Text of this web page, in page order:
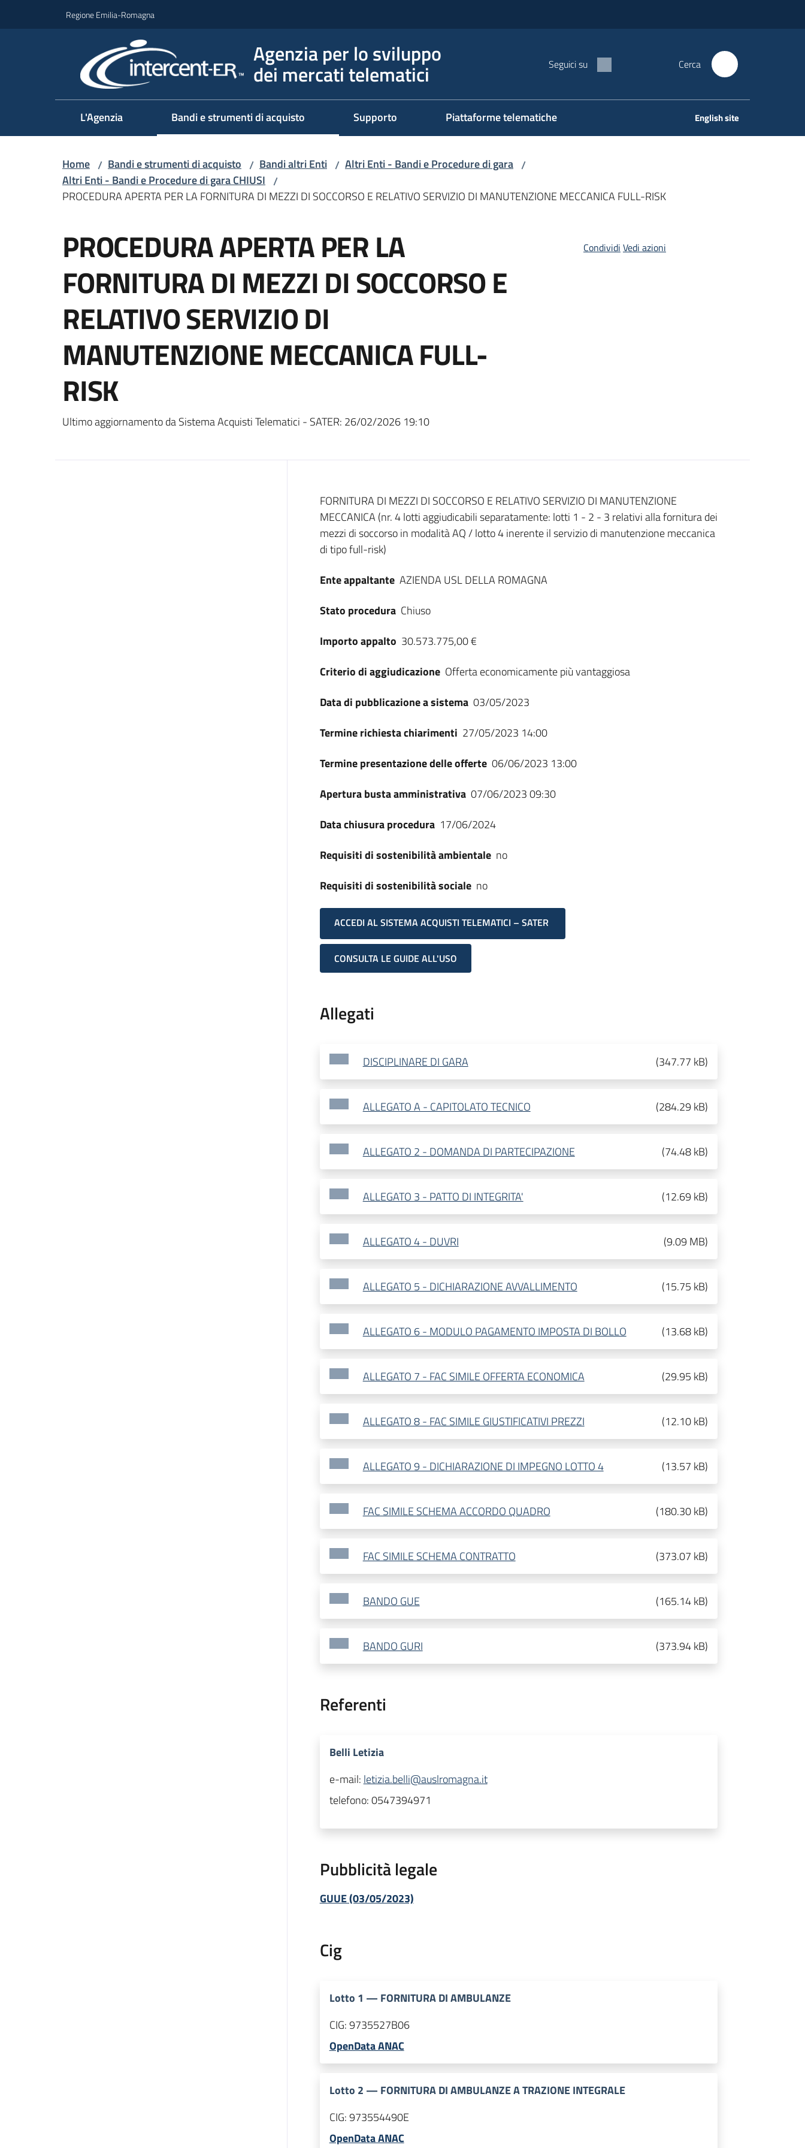
Regione Emilia-Romagna
Agenzia per lo sviluppo
dei mercati telematici Seguici su Cerca
L'Agenzia Bandi e strumenti di acquisto Supporto Piattaforme telematiche English site
Home / Bandi e strumenti di acquisto / Bandi altri Enti / Altri Enti - Bandi e Procedure di gara /
Altri Enti - Bandi e Procedure di gara CHIUSI /
PROCEDURA APERTA PER LA FORNITURA DI MEZZI DI SOCCORSO E RELATIVO SERVIZIO DI MANUTENZIONE MECCANICA FULL-RISK
PROCEDURA APERTA PER LA
FORNITURA DI MEZZI DI SOCCORSO E
RELATIVO SERVIZIO DI
MANUTENZIONE MECCANICA FULL-
RISK
Ultimo aggiornamento da Sistema Acquisti Telematici - SATER: 26/02/2026 19:10
Condividi Vedi azioni
Dati del bando
FORNITURA DI MEZZI DI SOCCORSO E RELATIVO SERVIZIO DI MANUTENZIONE
MECCANICA (nr. 4 lotti aggiudicabili separatamente: lotti 1 - 2 - 3 relativi alla fornitura dei
mezzi di soccorso in modalità AQ / lotto 4 inerente il servizio di manutenzione meccanica
di tipo full-risk)
Ente appaltante AZIENDA USL DELLA ROMAGNA
Stato procedura Chiuso
Importo appalto 30.573.775,00 €
Criterio di aggiudicazione Offerta economicamente più vantaggiosa
Data di pubblicazione a sistema 03/05/2023
Termine richiesta chiarimenti 27/05/2023 14:00
Termine presentazione delle offerte 06/06/2023 13:00
Apertura busta amministrativa 07/06/2023 09:30
Data chiusura procedura 17/06/2024
Requisiti di sostenibilità ambientale no
Requisiti di sostenibilità sociale no
ACCEDI AL SISTEMA ACQUISTI TELEMATICI – SATER
CONSULTA LE GUIDE ALL'USO
Allegati
DISCIPLINARE DI GARA (347.77 kB)
ALLEGATO A - CAPITOLATO TECNICO (284.29 kB)
ALLEGATO 2 - DOMANDA DI PARTECIPAZIONE (74.48 kB)
ALLEGATO 3 - PATTO DI INTEGRITA' (12.69 kB)
ALLEGATO 4 - DUVRI (9.09 MB)
ALLEGATO 5 - DICHIARAZIONE AVVALLIMENTO (15.75 kB)
ALLEGATO 6 - MODULO PAGAMENTO IMPOSTA DI BOLLO (13.68 kB)
ALLEGATO 7 - FAC SIMILE OFFERTA ECONOMICA (29.95 kB)
ALLEGATO 8 - FAC SIMILE GIUSTIFICATIVI PREZZI (12.10 kB)
ALLEGATO 9 - DICHIARAZIONE DI IMPEGNO LOTTO 4 (13.57 kB)
FAC SIMILE SCHEMA ACCORDO QUADRO (180.30 kB)
FAC SIMILE SCHEMA CONTRATTO (373.07 kB)
BANDO GUE (165.14 kB)
BANDO GURI (373.94 kB)
Referenti
Belli Letizia
e-mail: letizia.belli@auslromagna.it
telefono:0547394971
Pubblicità legale
GUUE (03/05/2023)
Cig
Lotto 1 — FORNITURA DI AMBULANZE
CIG:9735527B06
OpenData ANAC
Lotto 2 — FORNITURA DI AMBULANZE A TRAZIONE INTEGRALE
CIG:973554490E
OpenData ANAC